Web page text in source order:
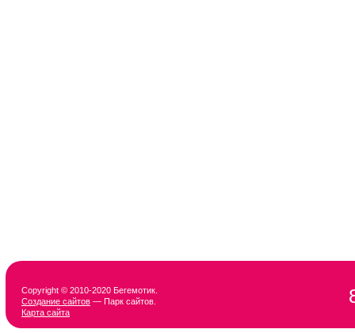
Copyright © 2010-2020 Бегемотик.
Создание сайтов — Парк сайтов.
Карта сайта